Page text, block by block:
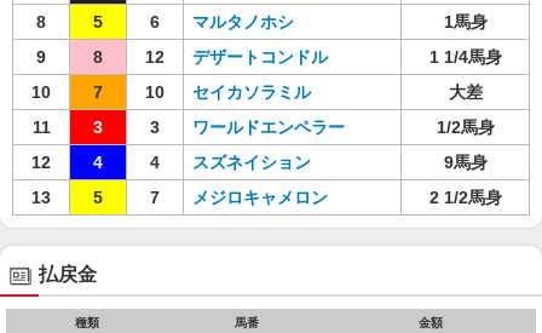
8
5 6 マルタノホシ
1馬身
9
8 12 デザートコンドル
1 1/4馬身
10
7 10 セイカソラミル
大差
11
3 3 ワールドエンペラー
1/2馬身
12
4 4 スズネイション
9馬身
13
5 7 メジロキャメロン 2 1/2馬身
払戻金
種類 馬番 金額